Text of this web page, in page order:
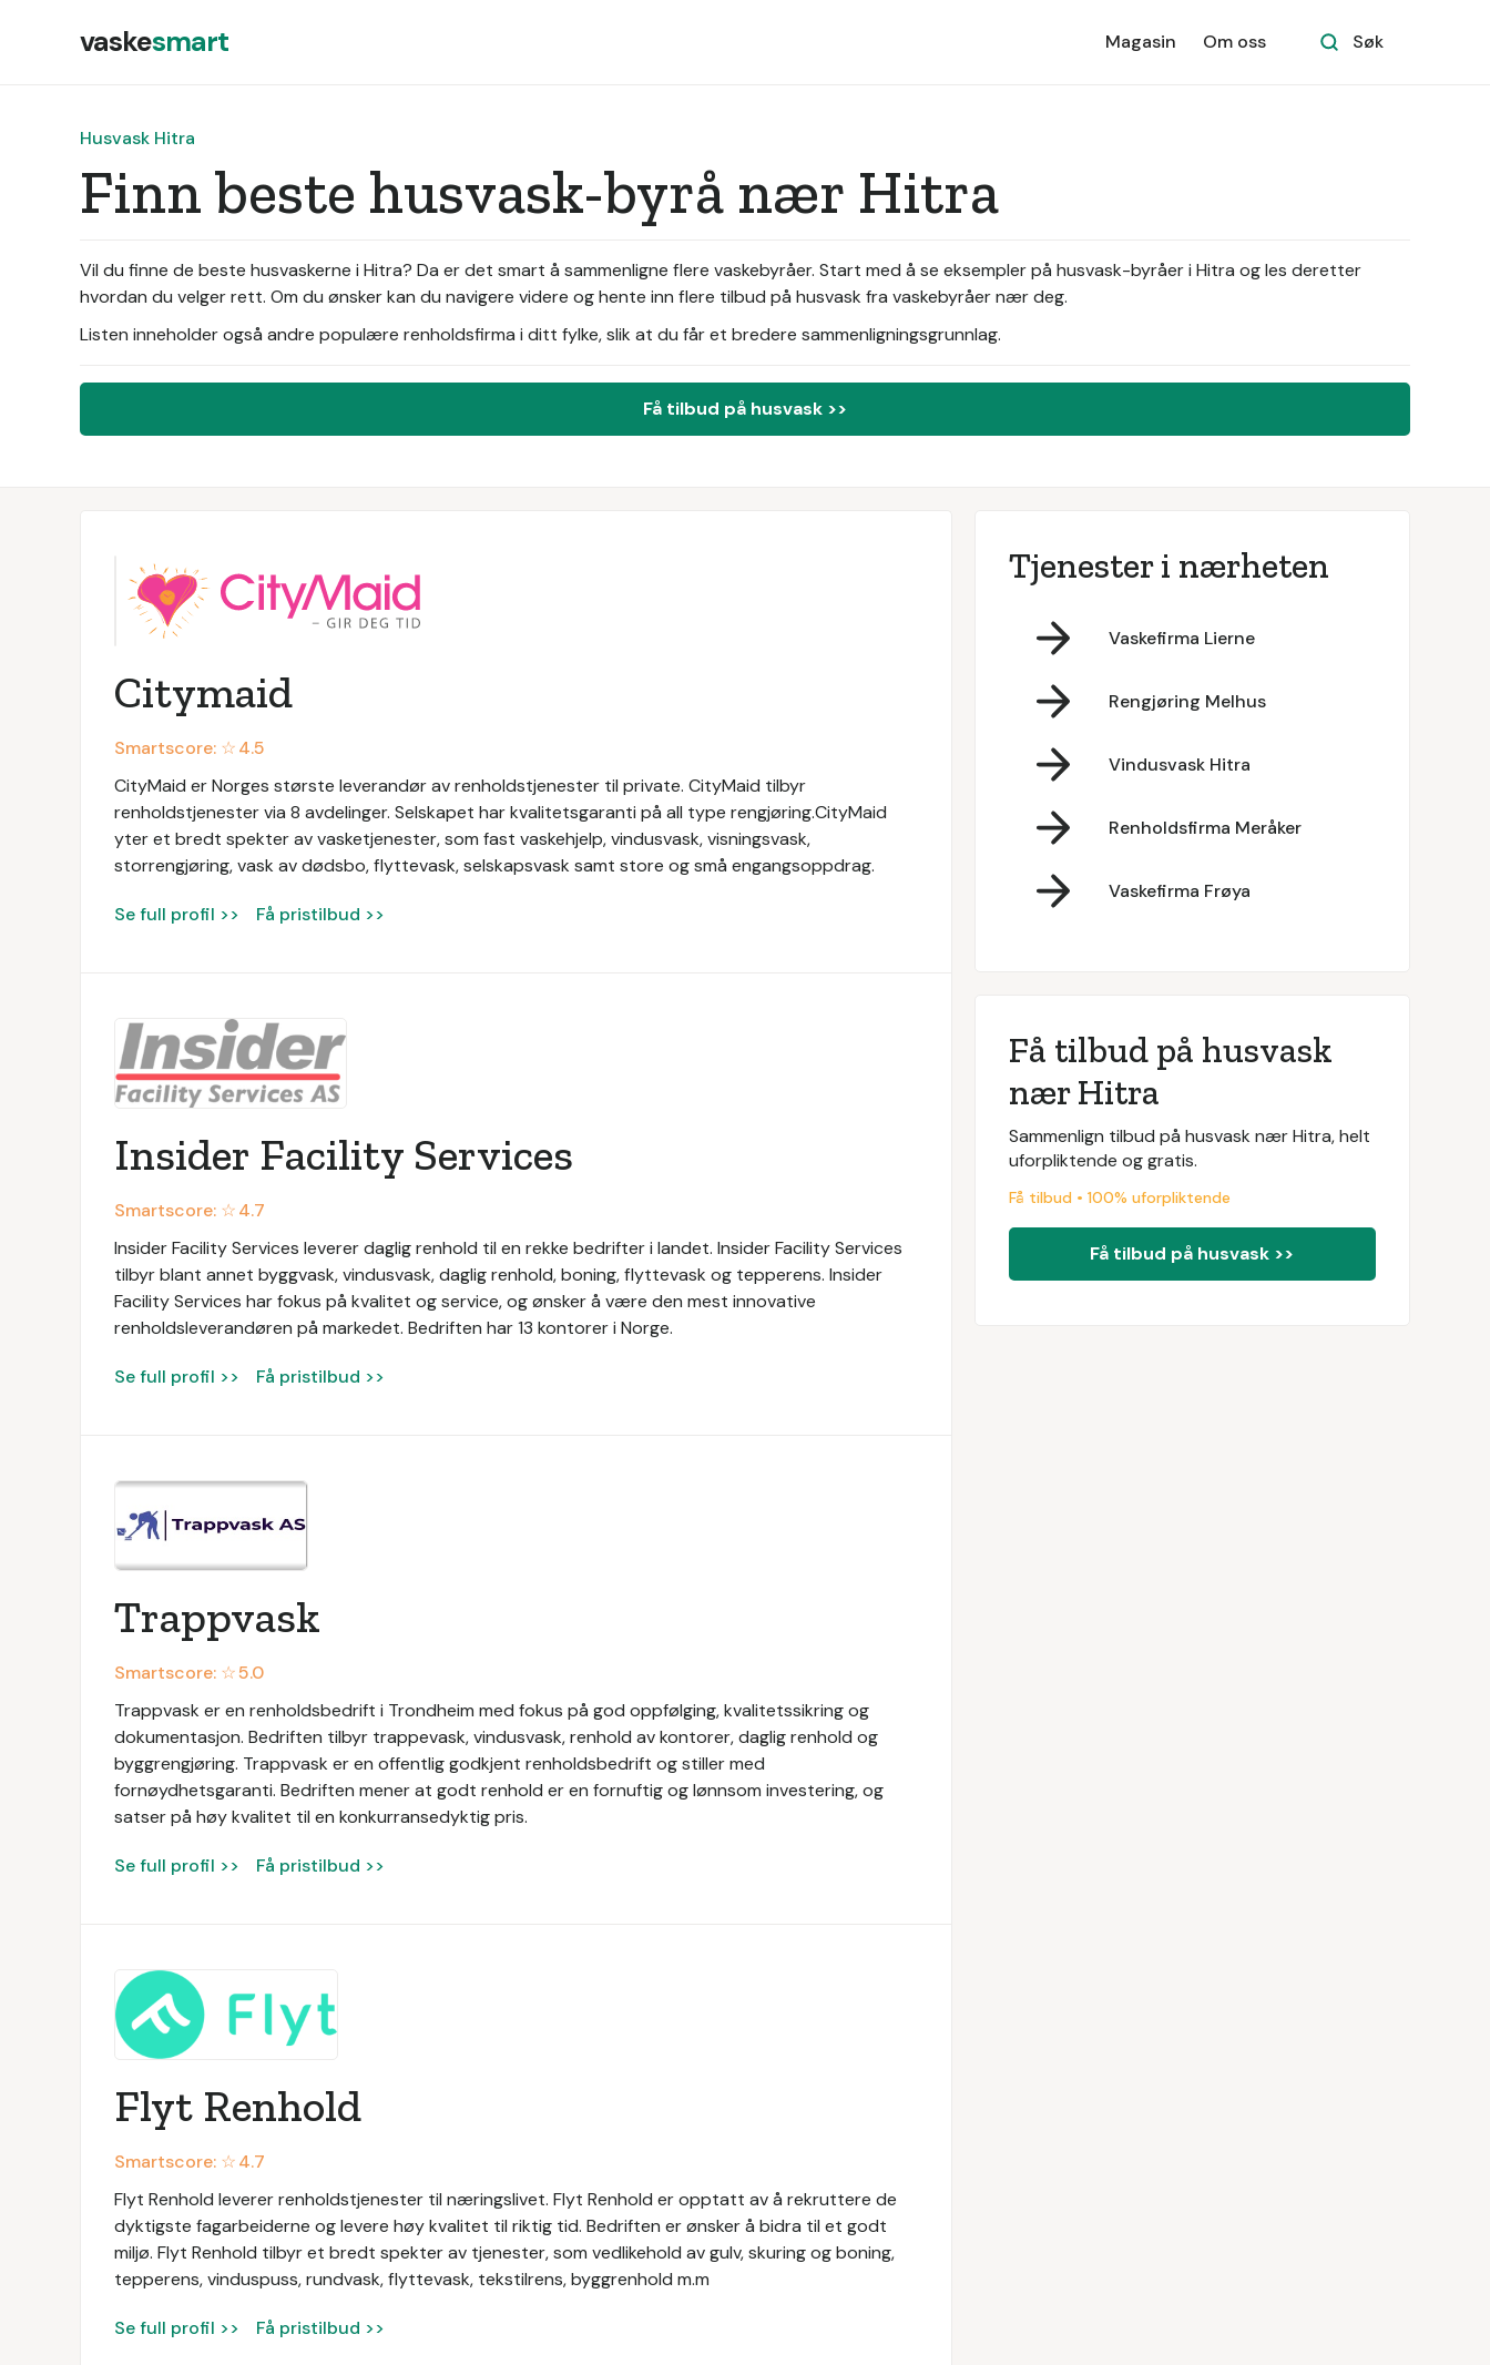
vaskesmart Magasin Om oss Søk
Husvask Hitra
Finn beste husvask-byrå nær Hitra
Vil du finne de beste husvaskerne i Hitra? Da er det smart å sammenligne flere vaskebyråer. Start med å se eksempler på husvask-byråer i Hitra og les deretter
hvordan du velger rett. Om du ønsker kan du navigere videre og hente inn flere tilbud på husvask fra vaskebyråer nær deg.
Listen inneholder også andre populære renholdsfirma i ditt fylke, slik at du får et bredere sammenligningsgrunnlag.
Få tilbud på husvask >>
Citymaid
Smartscore: ☆4.5
CityMaid er Norges største leverandør av renholdstjenester til private. CityMaid tilbyr
renholdstjenester via 8 avdelinger. Selskapet har kvalitetsgaranti på all type rengjøring.CityMaid
yter et bredt spekter av vasketjenester, som fast vaskehjelp, vindusvask, visningsvask,
storrengjøring, vask av dødsbo, flyttevask, selskapsvask samt store og små engangsoppdrag.
Se full profil >> Få pristilbud >>
Insider Facility Services
Smartscore: ☆4.7
Insider Facility Services leverer daglig renhold til en rekke bedrifter i landet. Insider Facility Services
tilbyr blant annet byggvask, vindusvask, daglig renhold, boning, flyttevask og tepperens. Insider
Facility Services har fokus på kvalitet og service, og ønsker å være den mest innovative
renholdsleverandøren på markedet. Bedriften har 13 kontorer i Norge.
Se full profil >> Få pristilbud >>
Trappvask
Smartscore: ☆5.0
Trappvask er en renholdsbedrift i Trondheim med fokus på god oppfølging, kvalitetssikring og
dokumentasjon. Bedriften tilbyr trappevask, vindusvask, renhold av kontorer, daglig renhold og
byggrengjøring. Trappvask er en offentlig godkjent renholdsbedrift og stiller med
fornøydhetsgaranti. Bedriften mener at godt renhold er en fornuftig og lønnsom investering, og
satser på høy kvalitet til en konkurransedyktig pris.
Se full profil >> Få pristilbud >>
Flyt Renhold
Smartscore: ☆4.7
Flyt Renhold leverer renholdstjenester til næringslivet. Flyt Renhold er opptatt av å rekruttere de
dyktigste fagarbeiderne og levere høy kvalitet til riktig tid. Bedriften er ønsker å bidra til et godt
miljø. Flyt Renhold tilbyr et bredt spekter av tjenester, som vedlikehold av gulv, skuring og boning,
tepperens, vinduspuss, rundvask, flyttevask, tekstilrens, byggrenhold m.m
Se full profil >> Få pristilbud >>
Tjenester i nærheten
Vaskefirma Lierne
Rengjøring Melhus
Vindusvask Hitra
Renholdsfirma Meråker
Vaskefirma Frøya
Få tilbud på husvask
nær Hitra
Sammenlign tilbud på husvask nær Hitra, helt
uforpliktende og gratis.
Få tilbud • 100% uforpliktende
Få tilbud på husvask >>